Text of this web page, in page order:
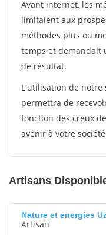
Avant internet, les
limitaient aux
méthodes plus ou
temps et demandait
de résultat.
L'utilisation de notre
permettra de
fonction des creux
avenir à votre
Artisans
Nature et energies
Artisan